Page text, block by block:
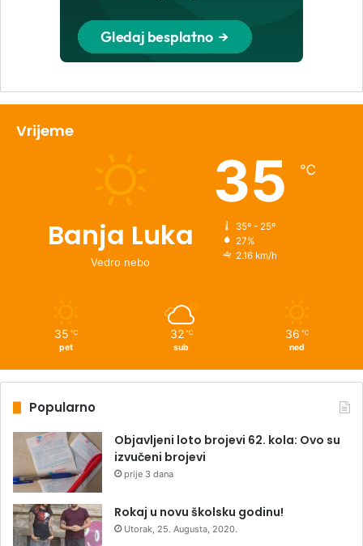
Vrijeme
Banja Luka
Vedro nebo
35 ℃
35º - 25º
27%
2.16 km/h
35 ℃
pet
32 ℃
sub
36 ℃
ned
Popularno
Objavljeni loto brojevi 62. kola: Ovo su
izvučeni brojevi
prije 3 dana
Rokaj u novu školsku godinu!
Utorak, 25. Augusta, 2020.